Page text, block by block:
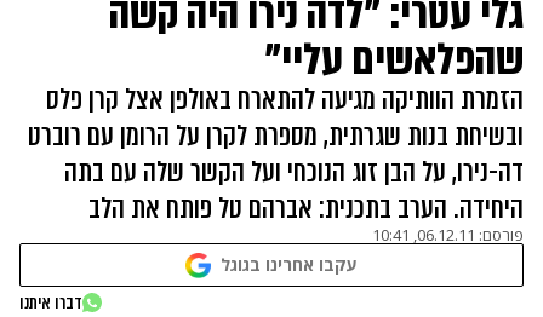
גלי עטרי: "לדה נירו היה קשה
שהפלאשים עליי"
הזמרת הוותיקה מגיעה להתארח באולפן אצל קרן פלס
ובשיחת בנות שגרתית, מספרת לקרן על הרומן עם רוברט
דה-נירו, על הבן זוג הנוכחי ועל הקשר שלה עם בתה
היחידה. הערב בתכנית: אברהם טל פותח את הלב
פורסם: 06.12.11, 10:41
עקבו אחרינו בגוגל
נתקלנו בבעיה
דברו איתנו